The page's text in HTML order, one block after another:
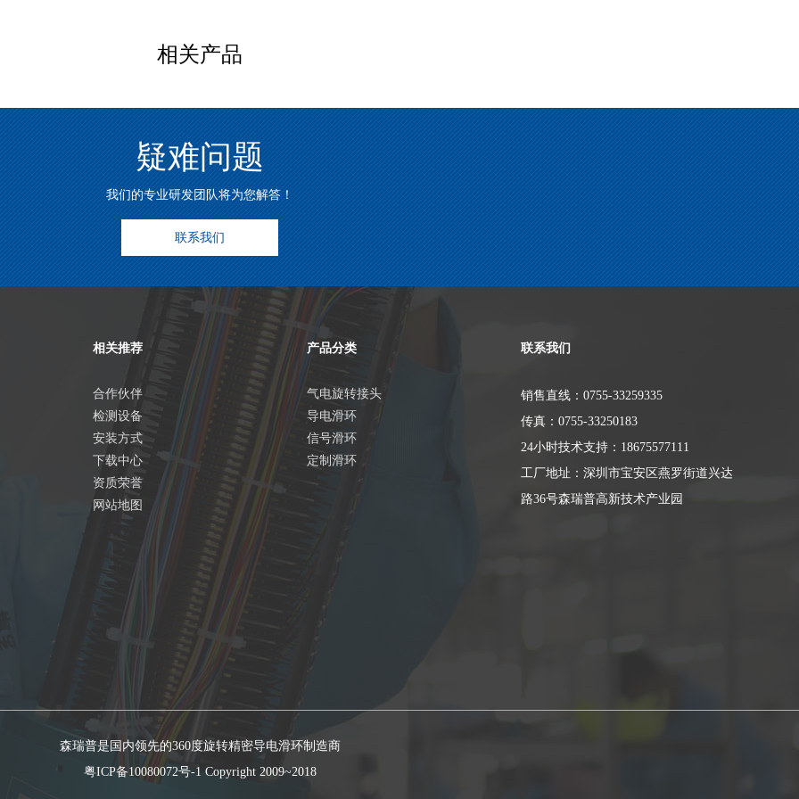
相关产品
疑难问题
我们的专业研发团队将为您解答！
联系我们
相关推荐
合作伙伴
检测设备
安装方式
下载中心
资质荣誉
网站地图
产品分类
气电旋转接头
导电滑环
信号滑环
定制滑环
联系我们
销售直线：0755-33259335
传真：0755-33250183
24小时技术支持：18675577111
工厂地址：深圳市宝安区燕罗街道兴达
路36号森瑞普高新技术产业园
森瑞普是国内领先的360度旋转精密导电滑环制造商
粤ICP备10080072号-1 Copyright 2009~2018